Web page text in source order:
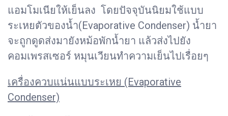
แอมโมเนียให้เย็นลง โดยปัจจุบันนิยมใช้แบบ
ระเหยตัวของน้ำ(Evaporative Condenser) น้ำยา
จะถูกดูดส่งมายังหม้อพักน้ำยา แล้วส่งไปยัง
คอมเพรสเซอร์ หมุนเวียนทำความเย็นไปเรื่อยๆ
เครื่องควบแน่นแบบระเหย (Evaporative
Condenser)